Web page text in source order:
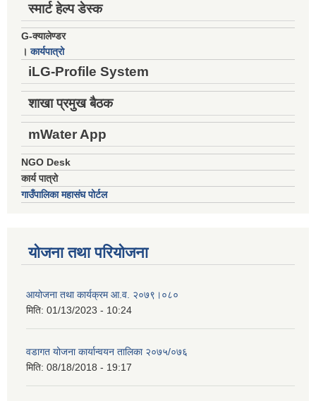
स्मार्ट हेल्प डेस्क
G-क्यालेण्डर
।कार्यपात्रो
iLG-Profile System
शाखा प्रमुख बैठक
mWater App
NGO Desk
कार्य पात्रो
गाउँपालिका महासंघ पोर्टल
योजना तथा परियोजना
आयोजना तथा कार्यक्रम आ.व. २०७९।०८०
मिति: 01/13/2023 - 10:24
वडागत योजना कार्यान्वयन तालिका २०७५/०७६
मिति: 08/18/2018 - 19:17